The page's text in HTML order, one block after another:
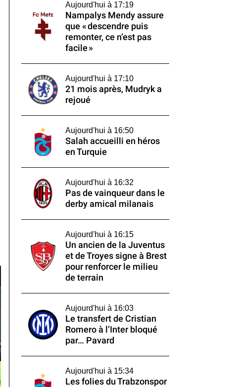
Aujourd'hui à 17:19
Nampalys Mendy assure
que « descendre puis
remonter, ce n’est pas
facile »
Aujourd'hui à 17:10
21 mois après, Mudryk a
rejoué
Aujourd'hui à 16:50
Salah accueilli en héros
en Turquie
Aujourd'hui à 16:32
Pas de vainqueur dans le
derby amical milanais
Aujourd'hui à 16:15
Un ancien de la Juventus
et de Troyes signe à Brest
pour renforcer le milieu
de terrain
Aujourd'hui à 16:03
Le transfert de Cristian
Romero à l’Inter bloqué
par… Pavard
Aujourd'hui à 15:34
Les folies du Trabzonspor